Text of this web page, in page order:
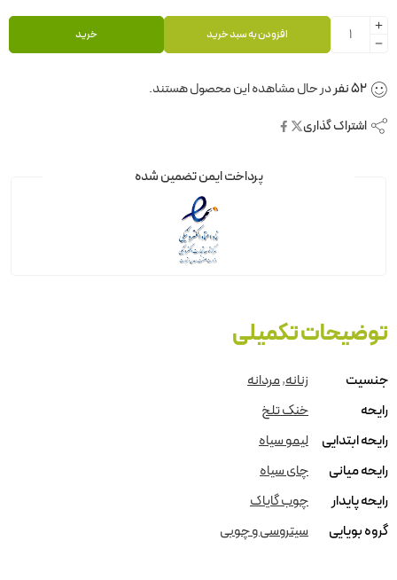
افزودن به سبد خرید خرید
52نفردر حال مشاهده این محصول هستند.
اشتراک گذاری
پرداخت ایمن تضمین شده
توضیحات تکمیلی
جنسیت زنانه,مردانه
رایحه
خنک تلخ
رایحه ابتدایی
لیمو سیاه
رایحه میانی
چای سیاه
رایحه پایدار
چوب گایاک
گروه بویایی
سیتروسی و چوبی